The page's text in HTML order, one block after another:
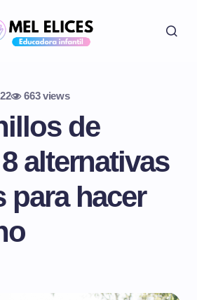
663 views
de
alternativas
para hacer